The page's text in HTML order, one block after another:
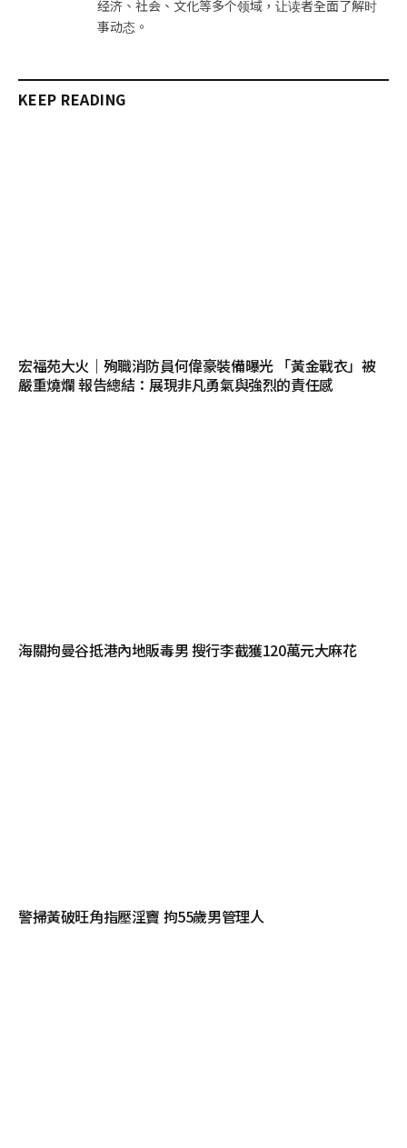
经济、社会、文化等多个领域，让读者全面了解时
事动态。
KEEP READING
宏福苑大火｜殉職消防員何偉豪裝備曝光 「黃金戰衣」被
嚴重燒爛 報告總結：展現非凡勇氣與強烈的責任感
海關拘曼谷抵港內地販毒男 搜行李截獲120萬元大麻花
警掃黃破旺角指壓淫竇 拘55歲男管理人